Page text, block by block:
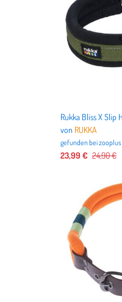
von RUKKA
gefunden beizooplus
23,99 € 24,90 €